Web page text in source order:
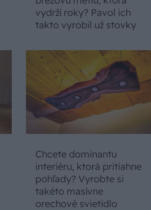
vydrží roky? Pavol ich
takto vyrobil už stovky
Chcete dominantu
interiéru, ktorá pritiahne
pohľady? Vyrobte si
takéto masívne
orechové svietidlo